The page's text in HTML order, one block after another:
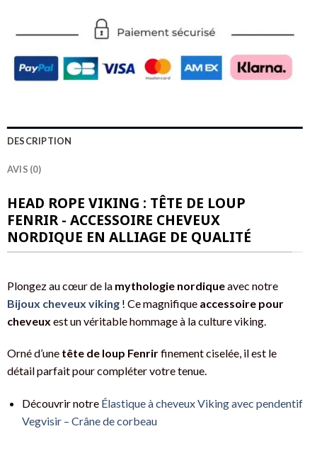
DESCRIPTION
AVIS (0)
HEAD ROPE VIKING : TÊTE DE LOUP
FENRIR - ACCESSOIRE CHEVEUX
NORDIQUE EN ALLIAGE DE QUALITÉ
Plongez au cœur de la mythologie nordiqueavec notre
Bijoux cheveux viking! Ce magnifique accessoire pour
cheveux est un véritable hommage à la culture viking.
Orné d’une tête de loup Fenrirfinement ciselée, il est le
détail parfait pour compléter votre tenue.
Découvrir notre Élastique à cheveux Viking avec pendentif
Vegvisir – Crâne de corbeau